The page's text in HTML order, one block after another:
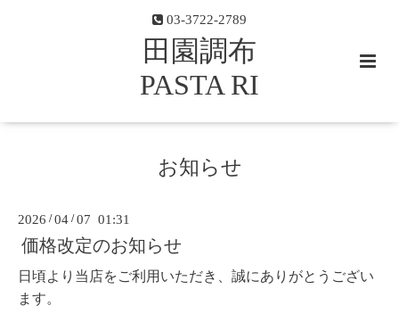
03-3722-2789
田園調布
PASTA RI
お知らせ
2026 /04 /07 01:31
価格改定のお知らせ
日頃より当店をご利用いただき、誠にありがとうござい
ます。